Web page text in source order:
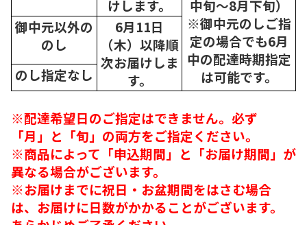
けします。
中旬～8月下旬）
※御中元のしご指
定の場合でも6月
中の配達時期指定
は可能です。
御中元以外の
のし
6月11日
（木）以降順
次お届けしま
す。
のし指定なし
※配達希望日のご指定はできません。必ず
「月」と「旬」の両方をご指定ください。
※商品によって「申込期間」と「お届け期間」が
異なる場合がございます。
※お届けまでに祝日・お盆期間をはさむ場合
は、お届けに日数がかかることがございます。